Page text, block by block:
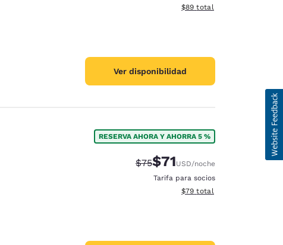
Ver detalles del total
$89 total
Ver disponibilidad
RESERVA AHORA Y AHORRA 5 %
Precio tachado:
$75Precio con descuento:
$71USD/noche
Tarifa para socios
Ver detalles del total
$79 total